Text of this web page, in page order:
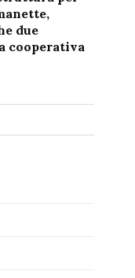
due
cooperativa